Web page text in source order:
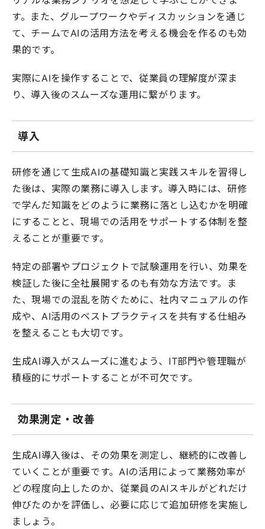
す。また、グループワークやディスカッションを通じ
て、チームでAIの活用方法を考える機会を作るのも効
果的です。
実際にAIを操作することで、従業員の理解度が深ま
り、導入後のスムーズな運用に繋がります。
導入
研修を通じて生成AIの基礎知識と実践スキルを習得し
た後は、実際の業務に導入します。導入時には、研修
で学んだ知識をどのように業務に落とし込むかを明確
にすることと、現場での活用をサポートする体制を整
えることが重要です。
特定の部署やプロジェクトで試験運用を行い、効果を
検証した後に全社展開するのも有効な方法です。ま
た、現場での混乱を防ぐために、社内マニュアルの作
成や、AI活用のベストプラクティスを共有する仕組み
を整えることも大切です。
生成AI導入がスムーズに進むよう、IT部門や管理職が
積極的にサポートすることが不可欠です。
効果測定・改善
生成AI導入後は、その効果を測定し、継続的に改善し
ていくことが重要です。AIの活用によって業務効率が
どの程度向上したのか、従業員のAIスキルがどれだけ
伸びたのかを評価し、必要に応じて追加研修を実施し
ましょう。